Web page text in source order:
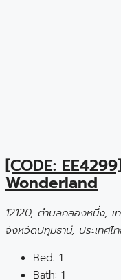
[CODE:
Wonderland
12120, ตำบลคลองหนึ่ง, เ
จังหวัดปทุมธานี, ประเทศไ
Bed: 1
Bath: 1